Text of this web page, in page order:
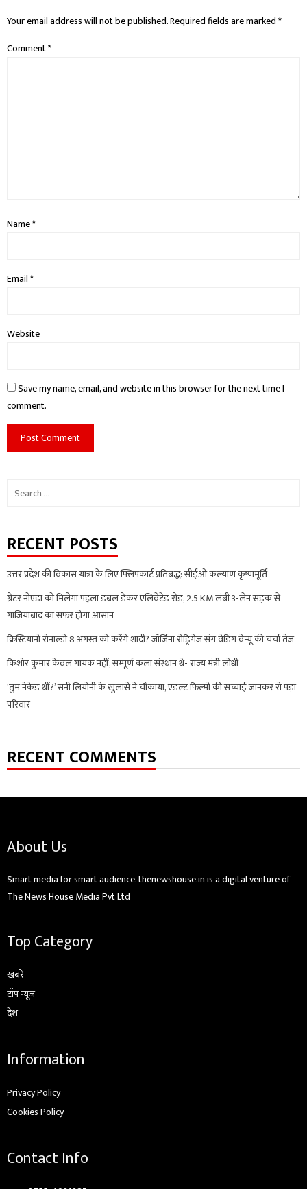
Your email address will not be published.Required fields are marked*
Comment*
Name*
Email*
Website
Save my name, email, and website in this browser for the next time I
comment.
Search
RECENT POSTS
उत्तर प्रदेश की विकास यात्रा के लिए फ्लिपकार्ट प्रतिबद्ध: सीईओ कल्याण कृष्णमूर्ति
ग्रेटर नोएडा को मिलेगा पहला डबल डेकर एलिवेटेड रोड, 2.5 KM लंबी 3-लेन सड़क से
गाजियाबाद का सफर होगा आसान
क्रिस्टियानो रोनाल्डो 8 अगस्त को करेंगे शादी? जॉर्जिना रोड्रिगेज संग वेडिंग वेन्यू की चर्चा तेज
किशोर कुमार केवल गायक नहीं, सम्पूर्ण कला संस्थान थे- राज्य मंत्री लोधी
‘तुम नेकेड थीं?’ सनी लियोनी के खुलासे ने चौंकाया, एडल्ट फिल्मों की सच्चाई जानकर रो पड़ा
परिवार
RECENT COMMENTS
About Us
Smart media for smart audience. thenewshouse.in is a digital venture of
The News House Media Pvt Ltd
Top Category
ख़बरें
टॉप न्यूज़
देश
Information
Privacy Policy
Cookies Policy
Contact Info